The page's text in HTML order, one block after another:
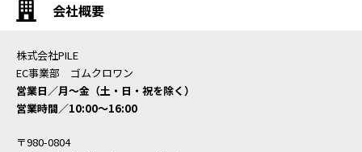
会社概要
株式会社PILE
EC事業部 ゴムクロワン
営業日／月〜金（土・日・祝を除く）
営業時間／10:00〜16:00
〒980-0804